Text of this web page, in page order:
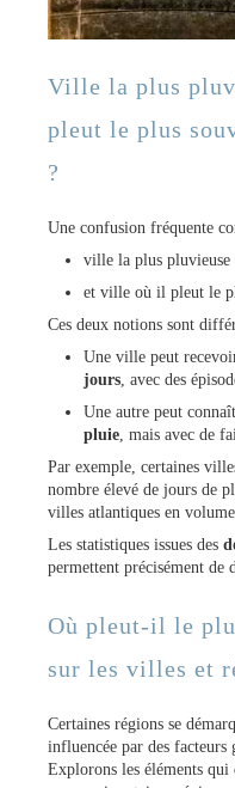
Ville la plus
pleut le plus
?
Une confusion fréquente
ville la plus pluvieuse
et ville où il pleut le
Ces deux notions sont
Une ville peut
jours , avec des
Une autre peut
pluie , mais avec de
Par exemple, certaines
nombre élevé de jours de
villes atlantiques en
Les statistiques issues des
permettent précisément de
Où pleut-il le
sur les villes et
Certaines régions se
influencée par des facteurs
Explorons les éléments